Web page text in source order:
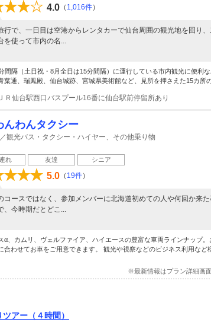
4.0 （ 1,016件）
行で、一日目は空港からレンタカーで仙台周囲の観光地を回り
を使って市内の名...
間隔（土日祝・8月全日は15分間隔）に運行している市内観光に便利
葉通、瑞鳳殿、仙台城跡、宮城県美術館など、見所を押さえた15カ所
Ｒ仙台駅西口バスプール16番に仙台駅前停留所あり
んわんタクシー
観光バス・タクシー・ハイヤー、その他乗り物
れ 友達 シニア
5.0 （ 19件）
コースではなく、参加メンバーに北海道初めての人や何回か来
、今時期だとどこ...
α、カムリ、ヴェルファイア、ハイエースの豊富な車両ラインナップ
合わせてお車をご用意できます。 観光や視察などのビジネス利用など
※最新情報はプラン詳細画
アー（４時間）